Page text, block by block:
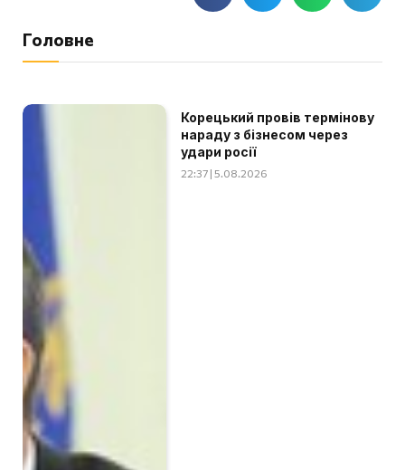
Головне
Корецький провів термінову
нараду з бізнесом через
удари росії
22:37 | 5.08.2026